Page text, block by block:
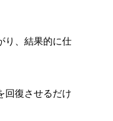
り、結果的に仕
回復させるだけ